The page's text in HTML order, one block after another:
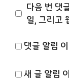
트
다음 번 댓
일, 그리고
댓글 알림
새 글 알림